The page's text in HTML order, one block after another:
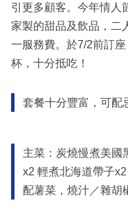
引更多顧客。今年情人
家製的甜品及飲品，二
一服務費。於7/2前訂
杯，十分抵吃！
套餐十分豐富，可配
主菜：炭燒慢煮美國
x2 輕煮北海道帶子x2
配薯菜，燒汁／雜胡